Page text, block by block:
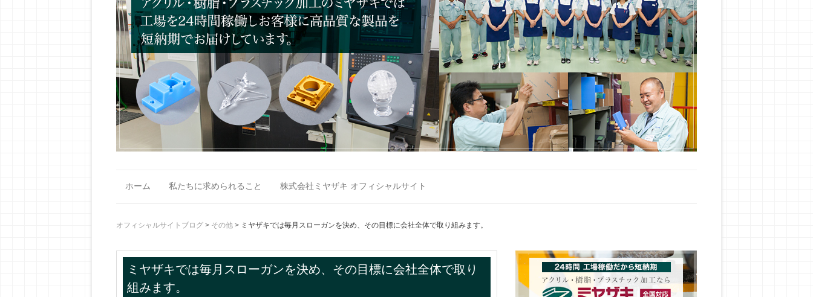
ホーム 私たちに求められること 株式会社ミヤザキ オフィシャルサイト
オフィシャルサイトブログ > その他 > ミヤザキでは毎月スローガンを決め、その目標に会社全体で取り組みます。
ミヤザキでは毎月スローガンを決め、その目標に会社全体で取り
組みます。